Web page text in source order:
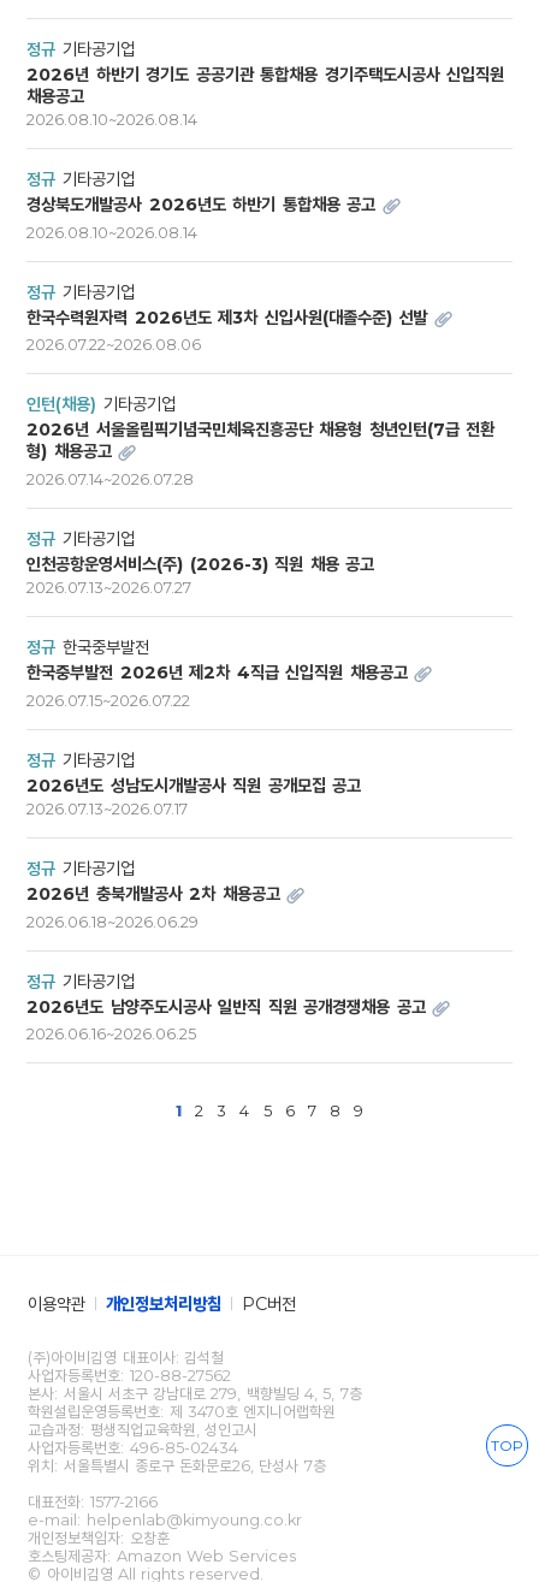
TOP
정규 기타공기업
2026년 하반기 경기도 공공기관 통합채용 경기주택도시공사 신입직원
채용공고
2026.08.10~2026.08.14
정규 기타공기업
경상북도개발공사 2026년도 하반기 통합채용 공고
2026.08.10~2026.08.14
정규 기타공기업
한국수력원자력 2026년도 제3차 신입사원(대졸수준) 선발
2026.07.22~2026.08.06
인턴(채용) 기타공기업
2026년 서울올림픽기념국민체육진흥공단 채용형 청년인턴(7급 전환
형) 채용공고
2026.07.14~2026.07.28
정규 기타공기업
인천공항운영서비스(주) (2026-3) 직원 채용 공고
2026.07.13~2026.07.27
정규 한국중부발전
한국중부발전 2026년 제2차 4직급 신입직원 채용공고
2026.07.15~2026.07.22
정규 기타공기업
2026년도 성남도시개발공사 직원 공개모집 공고
2026.07.13~2026.07.17
정규 기타공기업
2026년 충북개발공사 2차 채용공고
2026.06.18~2026.06.29
정규 기타공기업
2026년도 남양주도시공사 일반직 직원 공개경쟁채용 공고
2026.06.16~2026.06.25
1 2 3 4 5 6 7 8 9
이용약관 개인정보처리방침 PC버전
(주)아이비김영 대표이사: 김석철
사업자등록번호: 120-88-27562
본사: 서울시 서초구 강남대로 279, 백향빌딩 4, 5, 7층
학원설립운영등록번호: 제 3470호 엔지니어랩학원
교습과정: 평생직업교육학원, 성인고시
사업자등록번호: 496-85-02434
위치: 서울특별시 종로구 돈화문로26, 단성사 7층
대표전화: 1577-2166
e-mail: helpenlab@kimyoung.co.kr
개인정보책임자: 오창훈
호스팅제공자: Amazon Web Services
© 아이비김영 All rights reserved.